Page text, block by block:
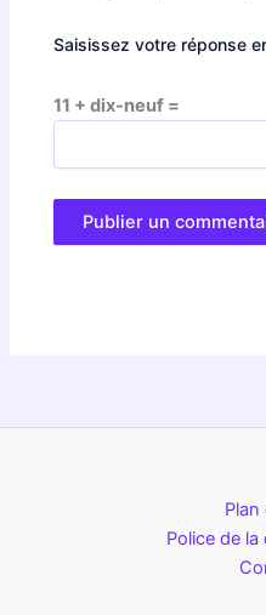
Saisissez votre réponse
11 + dix-neuf =
Plan
Police de